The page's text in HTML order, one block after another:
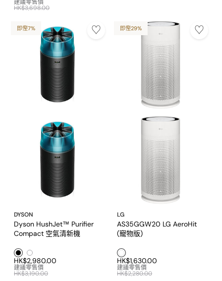
建議零售價
HK$3,698.00
即慳7%
DYSON
Dyson HushJet™ Purifier
Compact 空氣清新機
黑色1 白色1
HK$2,980.00
建議零售價
HK$3,190.00
即慳29%
LG
AS35GGW20 LG AeroHit
(寵物版)
多色1
HK$1,630.00
建議零售價
HK$2,280.00